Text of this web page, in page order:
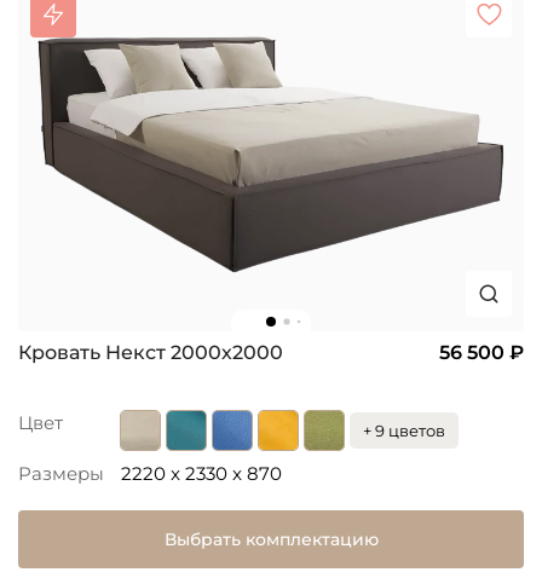
Кровать Некст 2000х2000 56 500 ₽
Цвет + 9 цветов
Размеры 2220 x 2330 x 870
Выбрать комплектацию